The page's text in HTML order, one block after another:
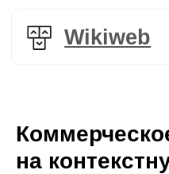
Wikiweb
на